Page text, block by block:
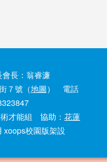
長：翁睿濂
７號（地圖） 電話
才能組 協助： 花蓮
校園版架設